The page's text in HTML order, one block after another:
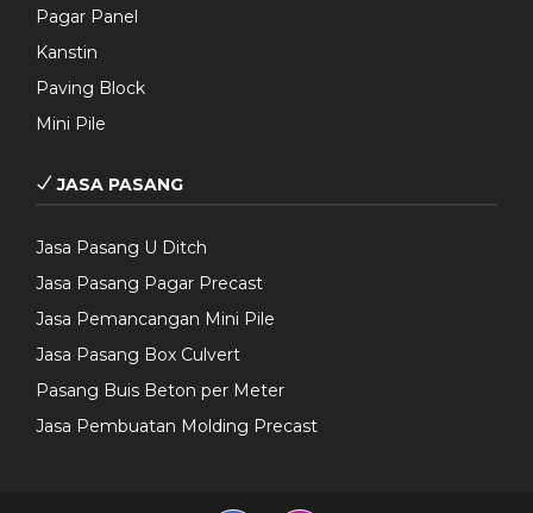
Pagar Panel
Kanstin
Paving Block
Mini Pile
JASA PASANG
Jasa Pasang U Ditch
Jasa Pasang Pagar Precast
Jasa Pemancangan Mini Pile
Jasa Pasang Box Culvert
Pasang Buis Beton per Meter
Jasa Pembuatan Molding Precast